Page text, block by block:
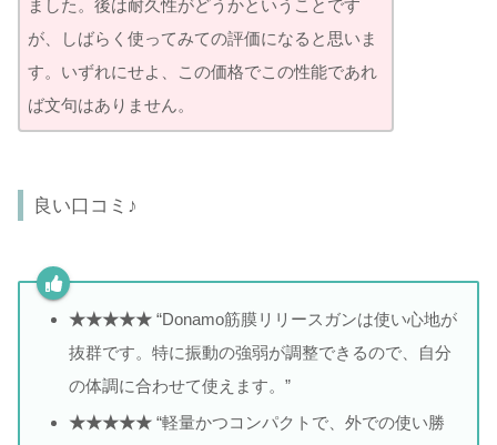
ました。後は耐久性がどうかということです
が、しばらく使ってみての評価になると思いま
す。いずれにせよ、この価格でこの性能であれ
ば文句はありません。
良い口コミ♪
★★★★★ “Donamo筋膜リリースガンは使い心地が
抜群です。特に振動の強弱が調整できるので、自分
の体調に合わせて使えます。”
★★★★★ “軽量かつコンパクトで、外での使い勝